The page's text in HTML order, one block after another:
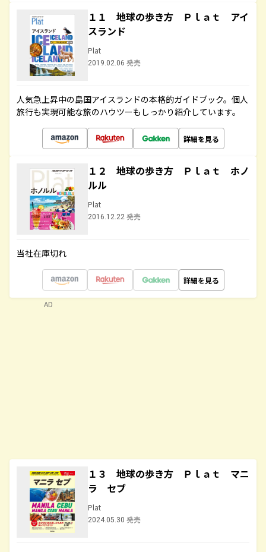
１１ 地球の歩き方 Ｐｌａｔ アイ
スランド
Plat
2019.02.06 発売
人気急上昇中の島国アイスランドの本格的ガイドブック。個人
旅行も実現可能な旅のハウツーもしっかり紹介しています。
詳細を見る
１２ 地球の歩き方 Ｐｌａｔ ホノ
ルル
Plat
2016.12.22 発売
当社在庫切れ
詳細を見る
１３ 地球の歩き方 Ｐｌａｔ マニ
ラ セブ
Plat
2024.05.30 発売
AD